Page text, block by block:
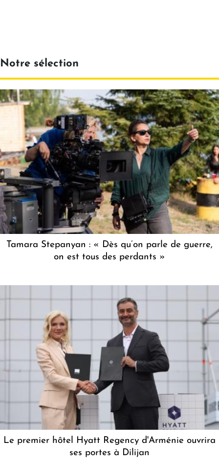
Notre sélection
Tamara Stepanyan : « Dès qu’on parle de guerre,
on est tous des perdants »
Le premier hôtel Hyatt Regency d'Arménie ouvrira
ses portes à Dilijan